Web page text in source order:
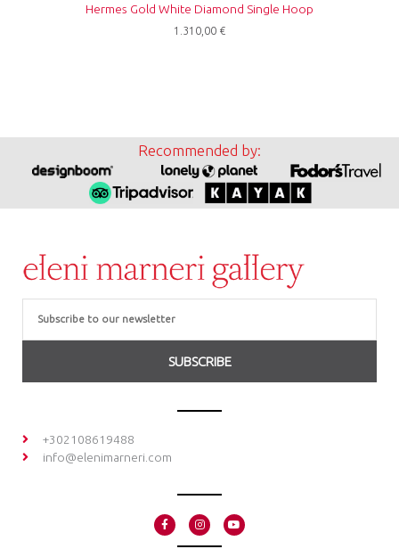
Hermes Gold White Diamond Single Hoop
1.310,00 €
Recommended by:
SUBSCRIBE
+302108619488
info@elenimarneri.com
F
a
c
I
n
s
Y
o
u